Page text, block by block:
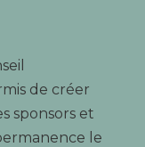
de créer
sponsors et
le